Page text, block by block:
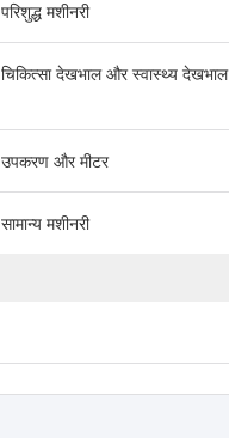
परिशुद्ध मशीनरी
चिकित्सा देखभाल और स्वास्थ्य देखभाल
उपकरण और मीटर
सामान्य मशीनरी